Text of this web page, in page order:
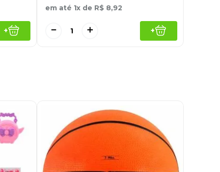
+
em até 1x de R$ 8,92
＋
－ +